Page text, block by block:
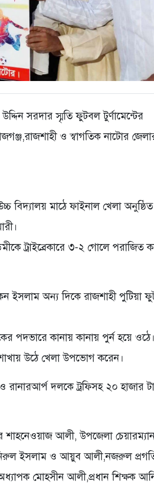
সরদার স্মৃতি ফুটবল টুর্ণামেন্টের
ও স্বাগতিক নাটোর
মাঠে ফাইনাল খেলা
ট্রাইব্রেকারে ৩-২ গোলে পরাজিত
ইসলাম অন্য দিকে রাজশাহী পুটিয়া
পদভারে কানায় কানায় পুর্ন হয়ে
উঠে খেলা উপভোগ করেন।
রানারআর্প দলকে ট্রফিসহ ২০ হাজার
শাহনেওয়াজ আলী, উপজেলা
ইসলাম ও আয়ুব আলী,নজরুল
মোহসীন আলী,প্রধান শিক্ষক